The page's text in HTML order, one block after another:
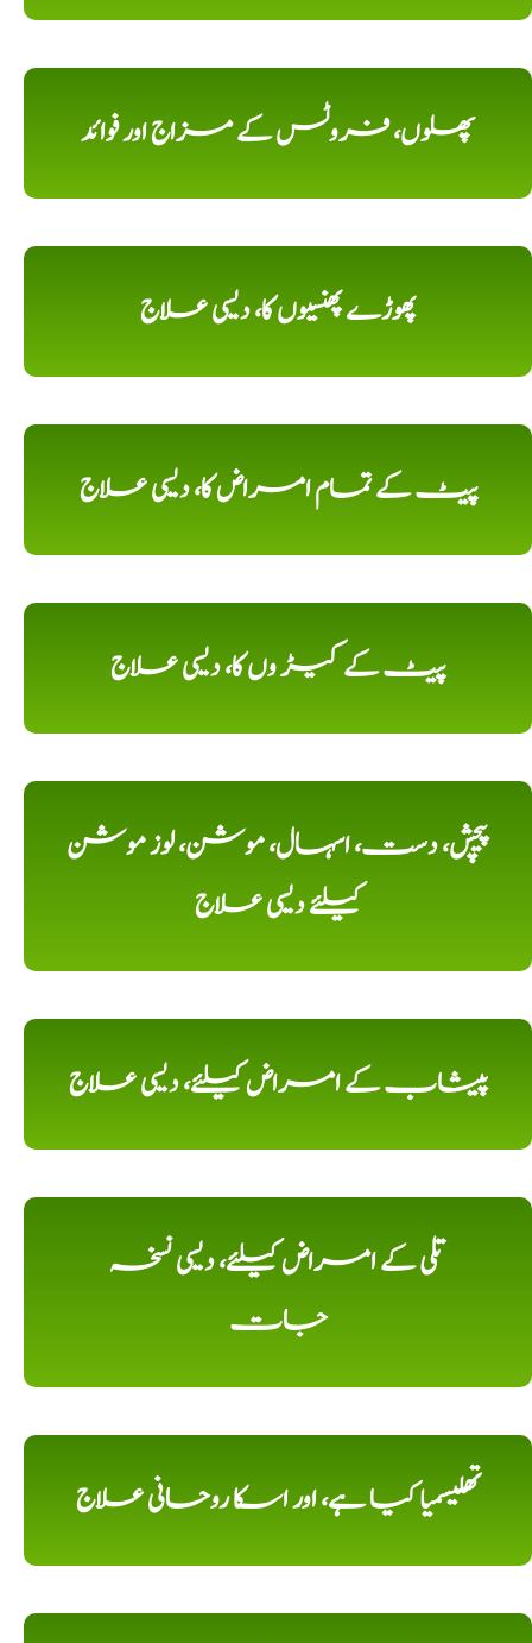
پھلوں، فروٹس کے مزاج اور فوائد
پھوڑے پھنسیوں کا، دیسی علاج
پیٹ کے تمام امراض کا، دیسی علاج
پیٹ کے کیڑ وں کا، دیسی علاج
پیچش، دست، اسہال، موشن، لوز موشن
کیلئے دیسی علاج
پیشاب کے امراض کیلئے، دیسی علاج
تلی کے امراض کیلئے، دیسی نسخہ
جات
تھلیسمیا کیا ہے، اور اسکا روحانی علاج